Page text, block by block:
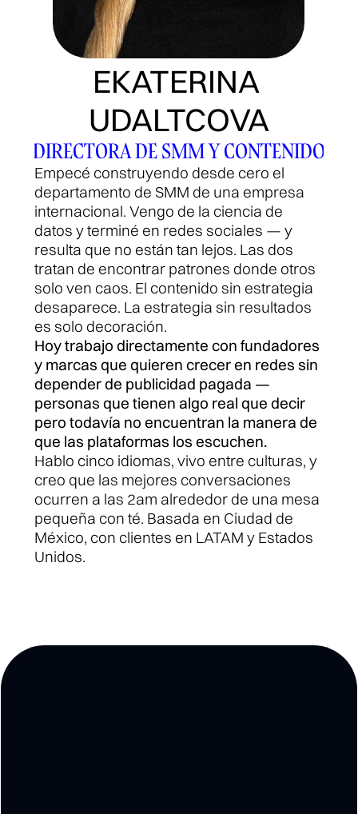
EKATERINA
UDALTCOVA
DIRECTORA DE SMM Y CONTENIDO
Empecé construyendo desde cero el
departamento de SMM de una empresa
internacional. Vengo de la ciencia de
datos y terminé en redes sociales — y
resulta que no están tan lejos. Las dos
tratan de encontrar patrones donde otros
solo ven caos. El contenido sin estrategia
desaparece. La estrategia sin resultados
es solo decoración.
Hoy trabajo directamente con fundadores
y marcas que quieren crecer en redes sin
depender de publicidad pagada —
personas que tienen algo real que decir
pero todavía no encuentran la manera de
que las plataformas los escuchen.
Hablo cinco idiomas, vivo entre culturas, y
creo que las mejores conversaciones
ocurren a las 2am alrededor de una mesa
pequeña con té. Basada en Ciudad de
México, con clientes en LATAM y Estados
Unidos.